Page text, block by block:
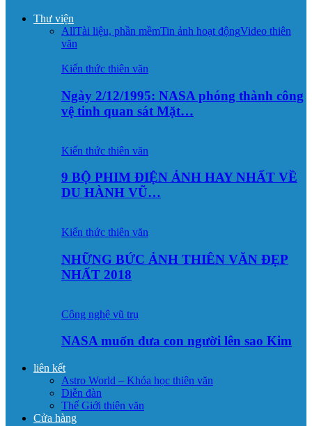
Thư viện
AllTài liệu, phần mềmTin ảnh hoạt độngVideo thiên
văn
Kiến thức thiên văn
Ngày 2/12/1995: NASA phóng thành công
vệ tinh quan sát Mặt…
Kiến thức thiên văn
9 BỘ PHIM ĐIỆN ẢNH HAY NHẤT VỀ
DU HÀNH VŨ…
Kiến thức thiên văn
NHỮNG BỨC ẢNH THIÊN VĂN ĐẸP
NHẤT 2018
Công nghệ vũ trụ
NASA muốn đưa con người lên sao Kim
liên kết
Astro World – Khóa học thiên văn
Diễn đàn
Thế Giới thiên văn
Cửa hàng